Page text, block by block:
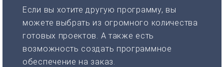
Если вы хотите другую программу, вы
можете выбрать из огромного количества
готовых проектов. А также есть
возможность создать программное
обеспечение на заказ.